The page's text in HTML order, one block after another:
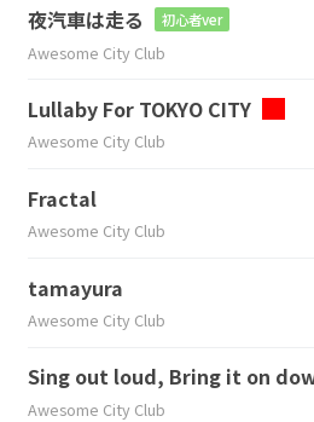
夜汽車は走る 初心者ver
Awesome City Club
Lullaby For TOKYO CITY
Awesome City Club
Fractal
Awesome City Club
tamayura
Awesome City Club
Sing out loud, Bring it on
Awesome City Club